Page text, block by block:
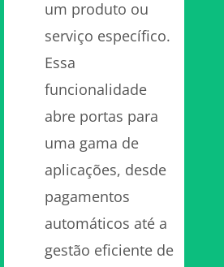
um produto ou
serviço específico.
Essa
funcionalidade
abre portas para
uma gama de
aplicações, desde
pagamentos
automáticos até a
gestão eficiente de